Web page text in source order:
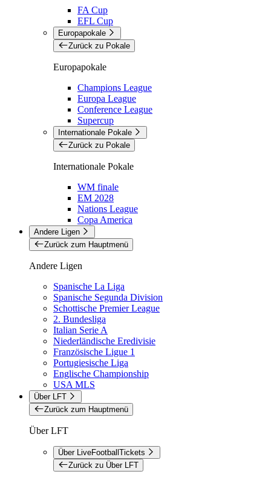
FA Cup
EFL Cup
Europapokale
Zurück zu Pokale
Europapokale
Champions League
Europa League
Conference League
Supercup
Internationale Pokale
Zurück zu Pokale
Internationale Pokale
WM finale
EM 2028
Nations League
Copa America
Andere Ligen
Zurück zum Hauptmenü
Andere Ligen
Spanische La Liga
Spanische Segunda Division
Schottische Premier League
2. Bundesliga
Italian Serie A
Niederländische Eredivisie
Französische Ligue 1
Portugiesische Liga
Englische Championship
USA MLS
Über LFT
Zurück zum Hauptmenü
Über LFT
Über LiveFootballTickets
Zurück zu Über LFT